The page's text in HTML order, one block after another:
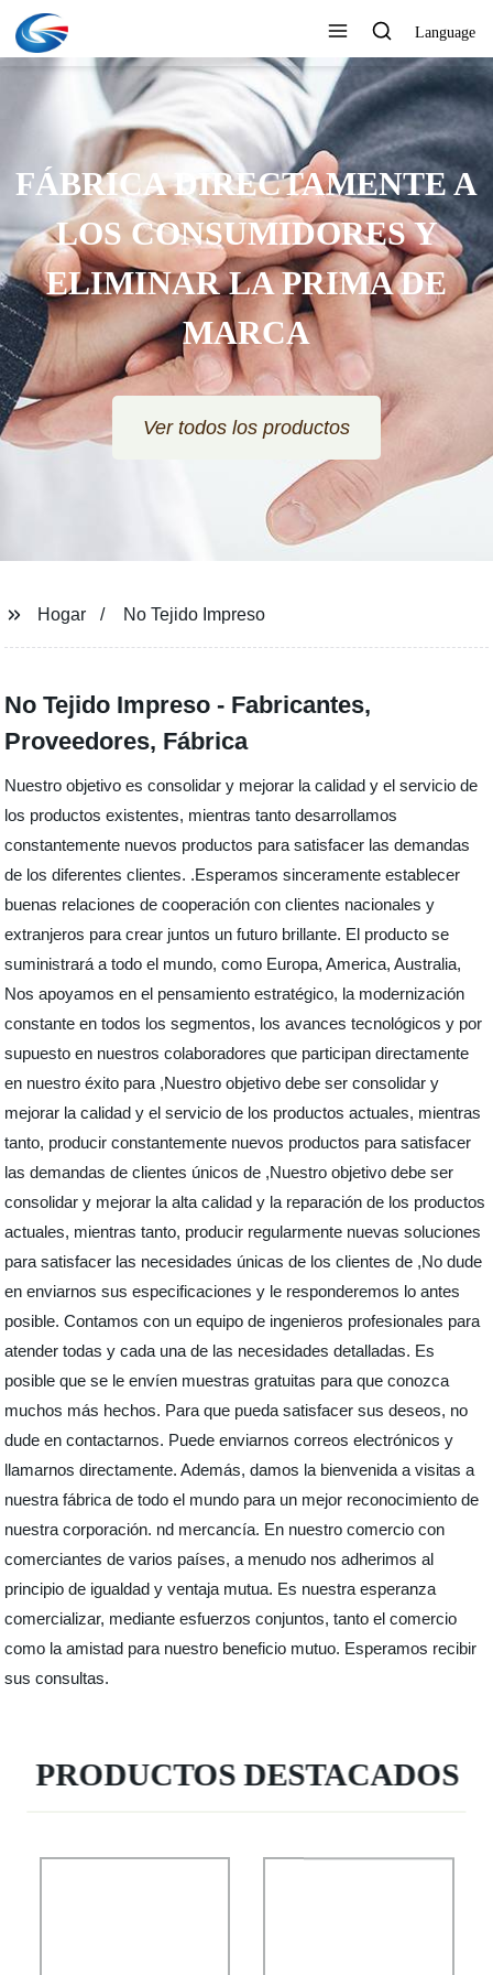
Language
FÁBRICA DIRECTAMENTE A
LOS CONSUMIDORES Y
ELIMINAR LA PRIMA DE
MARCA
Ver todos los productos
Hogar No Tejido Impreso
No Tejido Impreso - Fabricantes,
Proveedores, Fábrica
Nuestro objetivo es consolidar y mejorar la calidad y el servicio de
los productos existentes, mientras tanto desarrollamos
constantemente nuevos productos para satisfacer las demandas
de los diferentes clientes. .Esperamos sinceramente establecer
buenas relaciones de cooperación con clientes nacionales y
extranjeros para crear juntos un futuro brillante. El producto se
suministrará a todo el mundo, como Europa, America, Australia,
Nos apoyamos en el pensamiento estratégico, la modernización
constante en todos los segmentos, los avances tecnológicos y por
supuesto en nuestros colaboradores que participan directamente
en nuestro éxito para ,Nuestro objetivo debe ser consolidar y
mejorar la calidad y el servicio de los productos actuales, mientras
tanto, producir constantemente nuevos productos para satisfacer
las demandas de clientes únicos de ,Nuestro objetivo debe ser
consolidar y mejorar la alta calidad y la reparación de los productos
actuales, mientras tanto, producir regularmente nuevas soluciones
para satisfacer las necesidades únicas de los clientes de ,No dude
en enviarnos sus especificaciones y le responderemos lo antes
posible. Contamos con un equipo de ingenieros profesionales para
atender todas y cada una de las necesidades detalladas. Es
posible que se le envíen muestras gratuitas para que conozca
muchos más hechos. Para que pueda satisfacer sus deseos, no
dude en contactarnos. Puede enviarnos correos electrónicos y
llamarnos directamente. Además, damos la bienvenida a visitas a
nuestra fábrica de todo el mundo para un mejor reconocimiento de
nuestra corporación. nd mercancía. En nuestro comercio con
comerciantes de varios países, a menudo nos adherimos al
principio de igualdad y ventaja mutua. Es nuestra esperanza
comercializar, mediante esfuerzos conjuntos, tanto el comercio
como la amistad para nuestro beneficio mutuo. Esperamos recibir
sus consultas.
PRODUCTOS DESTACADOS